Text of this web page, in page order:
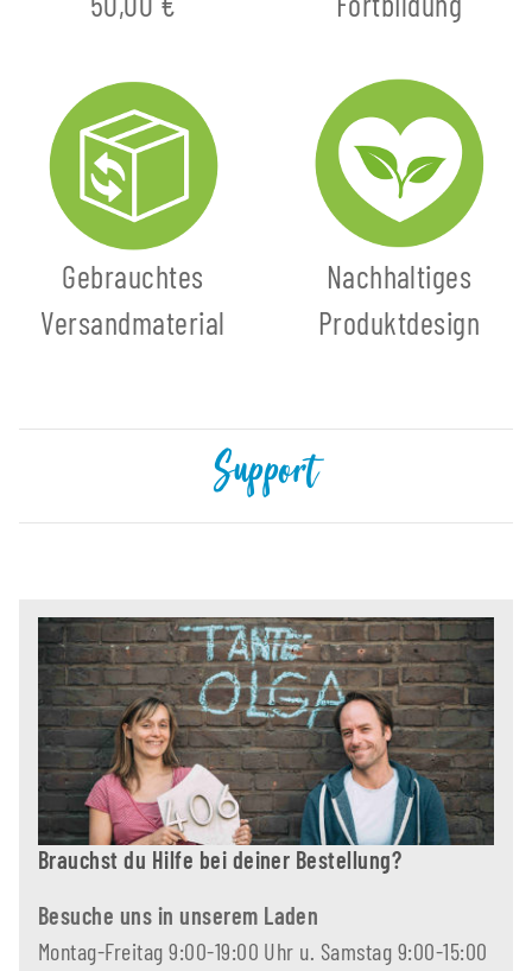
Gebrauchtes
Versandmaterial
Nachhaltiges
Produktdesign
Support
Brauchst du Hilfe bei deiner Bestellung?
Besuche uns in unserem Laden
Montag-Freitag 9:00-19:00 Uhr u. Samstag 9:00-15:00